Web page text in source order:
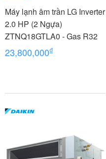
Máy lạnh âm trần LG Inverter
2.0 HP (2 Ngựa)
ZTNQ18GTLA0 - Gas R32
23,800,000₫